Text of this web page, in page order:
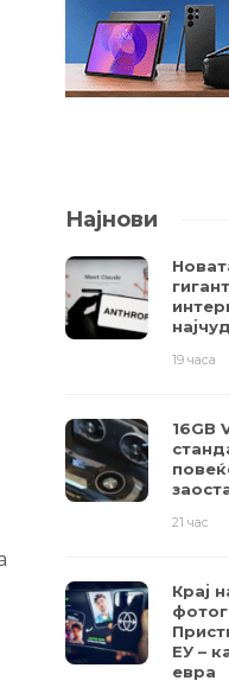
Најнови
19 часа
16GB
21 час
Крај
ЕУ –
евра